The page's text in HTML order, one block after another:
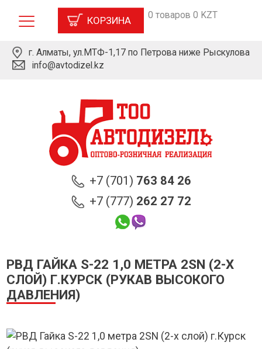
КОРЗИНА 0 товаров 0 KZT
г. Алматы, ул.МТФ-1,17 по Петрова ниже Рыскулова
info@avtodizel.kz
+7 (701) 763 84 26
+7 (777) 262 27 72
РВД ГАЙКА S-22 1,0 МЕТРА 2SN (2-Х
СЛОЙ) Г.КУРСК (РУКАВ ВЫСОКОГО
ДАВЛЕНИЯ)